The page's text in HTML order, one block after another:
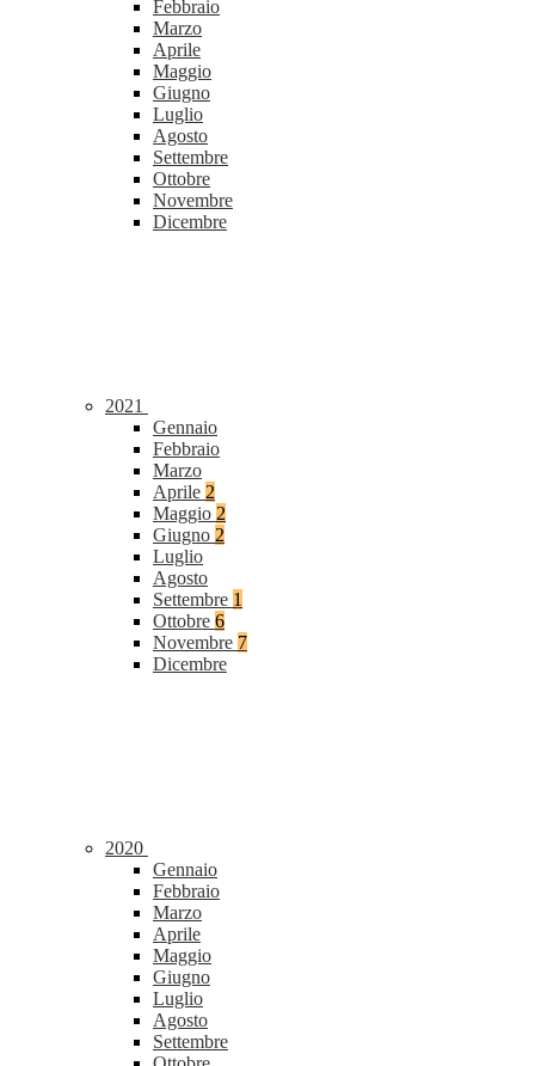
Febbraio
Marzo
Aprile
Maggio
Giugno
Luglio
Agosto
Settembre
Ottobre
Novembre
Dicembre
2021
Gennaio
Febbraio
Marzo
Aprile 2
Maggio 2
Giugno 2
Luglio
Agosto
Settembre 1
Ottobre 6
Novembre 7
Dicembre
2020
Gennaio
Febbraio
Marzo
Aprile
Maggio
Giugno
Luglio
Agosto
Settembre